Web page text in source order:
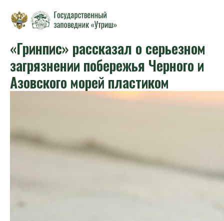
«Гринпис» рассказал о серьезном
загрязнении побережья Черного и
Азовского морей пластиком